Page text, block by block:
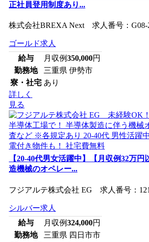
正社員登用制度あり...
株式会社BREXA Next 求人番号：G08-
ゴールド求人
給与
月収例350,000円
勤務地
三重県 伊勢市
寮・社宅 あり
詳しく
見る
【20-40代男女活躍中】【月収例32万
造機械のオペレー...
フジアルテ株式会社 EG 求人番号：
シルバー求人
給与
月収例324,000円
勤務地
三重県 四日市市